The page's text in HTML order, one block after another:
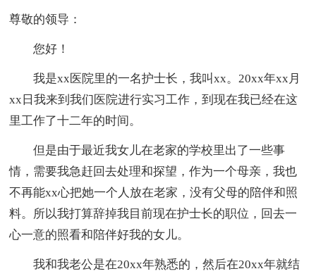
尊敬的领导：
您好！
我是xx医院里的一名护士长，我叫xx。20xx年xx月
xx日我来到我们医院进行实习工作，到现在我已经在这
里工作了十二年的时间。
但是由于最近我女儿在老家的学校里出了一些事
情，需要我急赶回去处理和探望，作为一个母亲，我也
不再能xx心把她一个人放在老家，没有父母的陪伴和照
料。所以我打算辞掉我目前现在护士长的职位，回去一
心一意的照看和陪伴好我的女儿。
我和我老公是在20xx年熟悉的，然后在20xx年就结